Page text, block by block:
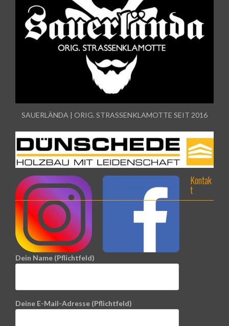
SAUERLÄNDA | ORIG. STRASSENKLAMOTTE SEIT 2016
Kontak
t
Dein Name (Pflichtfeld)
Deine E-Mail-Adresse (Pflichtfeld)